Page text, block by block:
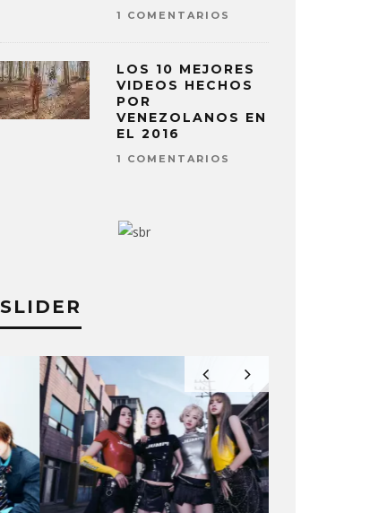
1 COMENTARIOS
LOS 10 MEJORES
VIDEOS HECHOS
POR
VENEZOLANOS EN
EL 2016
1 COMENTARIOS
SLIDER